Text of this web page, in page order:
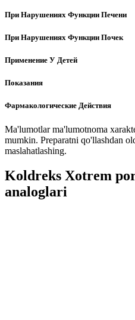
При Нарушениях Функции Печени
При Нарушениях Функции Почек
Применение У Детей
Показания
Фармакологические Действия
Ma'lumotlar ma'lumotnoma
mumkin. Preparatni qo'llashdan
maslahatlashing.
Koldreks Xotrem
analoglari